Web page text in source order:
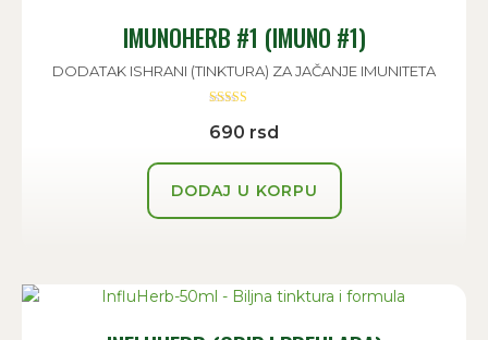
IMUNOHERB #1 (IMUNO #1)
DODATAK ISHRANI (TINKTURA) ZA JAČANJE IMUNITETA
5.00
od 5
690 rsd
DODAJ U KORPU